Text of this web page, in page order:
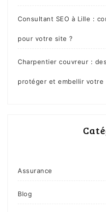
Consultant SEO à Lille :
pour votre site ?
Charpentier couvreur :
protéger et embellir votre
Assurance
Blog